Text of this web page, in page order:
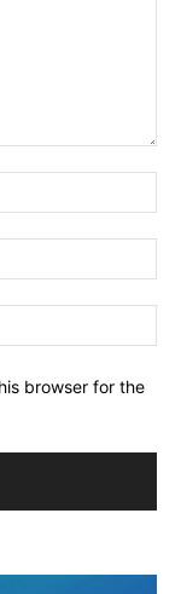
browser for the